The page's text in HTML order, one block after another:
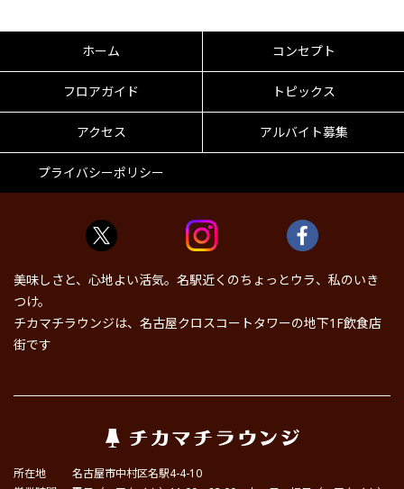
ホーム コンセプト
フロアガイド トピックス
アクセス アルバイト募集
プライバシーポリシー
美味しさと、心地よい活気。名駅近くのちょっとウラ、私のいき
つけ。
チカマチラウンジは、名古屋クロスコートタワーの地下1F飲食店
街です
所在地
名古屋市中村区名駅4-4-10